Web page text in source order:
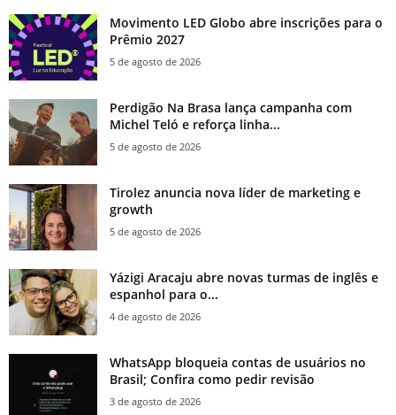
Movimento LED Globo abre inscrições para o
Prêmio 2027
5 de agosto de 2026
Perdigão Na Brasa lança campanha com
Michel Teló e reforça linha...
5 de agosto de 2026
Tirolez anuncia nova líder de marketing e
growth
5 de agosto de 2026
Yázigi Aracaju abre novas turmas de inglês e
espanhol para o...
4 de agosto de 2026
WhatsApp bloqueia contas de usuários no
Brasil; Confira como pedir revisão
3 de agosto de 2026